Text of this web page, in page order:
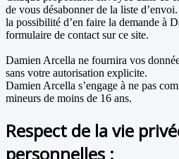
de vous désabonner de la liste
la possibilité d’en faire la demande à
formulaire de contact sur ce site.
Damien Arcella ne fournira vos
sans votre autorisation explicite.
Damien Arcella s’engage à ne pas
mineurs de moins de 16 ans.
Respect de la vie
personnelles :